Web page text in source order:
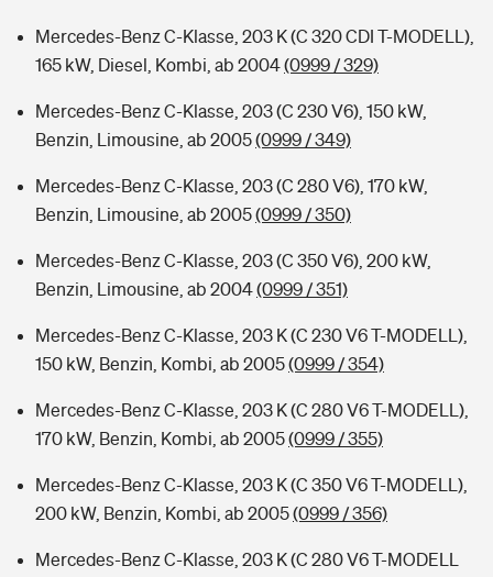
Mercedes-Benz C-Klasse, 203 K (C 320 CDI T-MODELL),
165 kW, Diesel, Kombi, ab 2004(0999 / 329)
Mercedes-Benz C-Klasse, 203 (C 230 V6), 150 kW,
Benzin, Limousine, ab 2005(0999 / 349)
Mercedes-Benz C-Klasse, 203 (C 280 V6), 170 kW,
Benzin, Limousine, ab 2005(0999 / 350)
Mercedes-Benz C-Klasse, 203 (C 350 V6), 200 kW,
Benzin, Limousine, ab 2004(0999 / 351)
Mercedes-Benz C-Klasse, 203 K (C 230 V6 T-MODELL),
150 kW, Benzin, Kombi, ab 2005(0999 / 354)
Mercedes-Benz C-Klasse, 203 K (C 280 V6 T-MODELL),
170 kW, Benzin, Kombi, ab 2005(0999 / 355)
Mercedes-Benz C-Klasse, 203 K (C 350 V6 T-MODELL),
200 kW, Benzin, Kombi, ab 2005(0999 / 356)
Mercedes-Benz C-Klasse, 203 K (C 280 V6 T-MODELL